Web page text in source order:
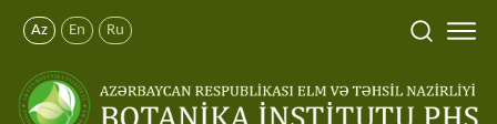
Az En Ru